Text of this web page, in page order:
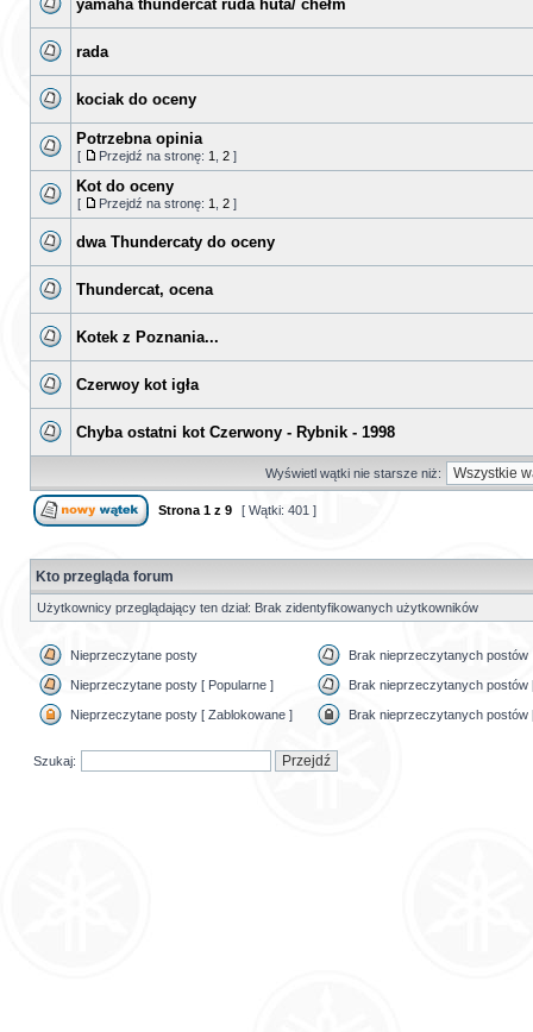
yamaha thundercat ruda huta/ chełm
rada
kociak do oceny
Potrzebna opinia
[ Przejdź na stronę: 1 2 ]
Kot do oceny
[ Przejdź na stronę: 1 2 ]
dwa Thundercaty do oceny
Thundercat, ocena
Kotek z Poznania...
Czerwoy kot igła
Chyba ostatni kot Czerwony - Rybnik - 1998
Wyświetl wątki nie starsze niż:
Strona 1 z 9 [ Wątki: 401 ]
Kto przegląda forum
Użytkownicy przeglądający ten dział: Brak zidentyfikowanych użytkowników
Nieprzeczytane posty Brak nieprzeczytanych postów
Nieprzeczytane posty [ Popularne ] Brak nieprzeczytanych postów
Nieprzeczytane posty [ Zablokowane ] Brak nieprzeczytanych postów
Szukaj: